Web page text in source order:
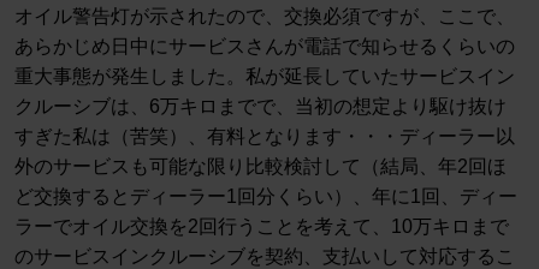
オイル警告灯が示されたので、交換必須ですが、ここで、
あらかじめ日中にサービスさんが電話で知らせるくらいの
重大事態が発生しました。私が延長していたサービスイン
クルーシブは、6万キロまでで、当初の想定より駆け抜け
すぎた私は（苦笑）、有料となります・・・ディーラー以
外のサービスも可能な限り比較検討して（結局、年2回ほ
ど交換するとディーラー1回分くらい）、年に1回、ディー
ラーでオイル交換を2回行うことを考えて、10万キロまで
のサービスインクルーシブを契約、支払いして対応するこ